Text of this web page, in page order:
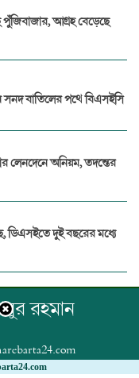
পুঁজিবাজার, আগ্রহ বেড়েছে
সনদ বাতিলের পথে বিএসইসি
লেনদেনে অনিয়ম, তদন্তের
ডিএসইতে দুই বছরের মধ্যে
রহমান